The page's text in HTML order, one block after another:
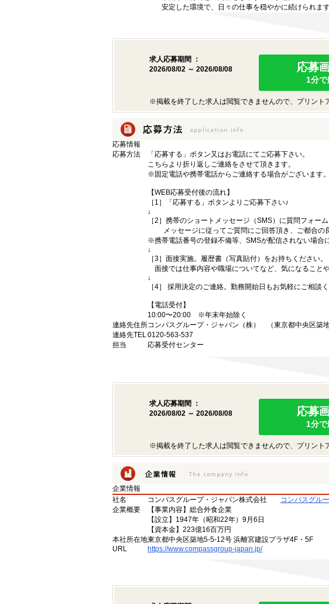
安定した環境で、日々の仕事を穏やかに続けられます
求人応募期間 ：
2026/08/02 ～ 2026/08/08
応募
1分
※掲載を終了した求人は閲覧できませんので、プリント
応募情報
応募方法
「応募する」ボタン又はお電話にてご応募下さい。
こちらより折り返しご連絡をさせて頂きます。
※固定電話や携帯電話からご連絡する場合がございます。
【WEB応募受付後の流れ】
［1］「応募する」ボタンよりご応募下さい♪
↓
［2］携帯のショートメッセージ（SMS）に質問フォー
メッセージに従ってご質問にご回答頂き、ご都合の
※携帯電話番号の登録不備等、SMSが配信されない場合
↓
［3］面接実施。履歴書（写真貼付）をお持ちください。
面接では仕事内容や職場についてなど、気になること
↓
［4］ 採用決定のご連絡。勤務開始日もお気軽にご相談く
【電話受付】
10:00〜20:00 ※年末年始除く
連絡先住所コンパスグループ・ジャパン（株） （東京都中央区築
連絡先TEL0120-563-537
担当
応募受付センター
求人応募期間 ：
2026/08/02 ～ 2026/08/08
応募
1分
※掲載を終了した求人は閲覧できませんので、プリント
企業情報
社名
コンパスグループ・ジャパン株式会社
コンパスグル
企業概要
【事業内容】総合外食企業
【設立】1947年（昭和22年）9月6日
【資本金】223億16百万円
本社所在地東京都中央区築地5-5-12号 浜離宮建設プラザ4F・5F
URL
https://www.compassgroup-japan.jp/